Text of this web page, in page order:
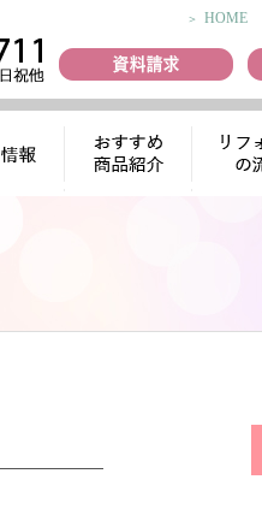
HOME